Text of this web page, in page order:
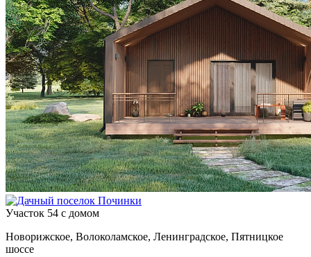
Участок 54 с домом
Новорижское, Волоколамское, Ленинградское, Пятницкое
шоссе